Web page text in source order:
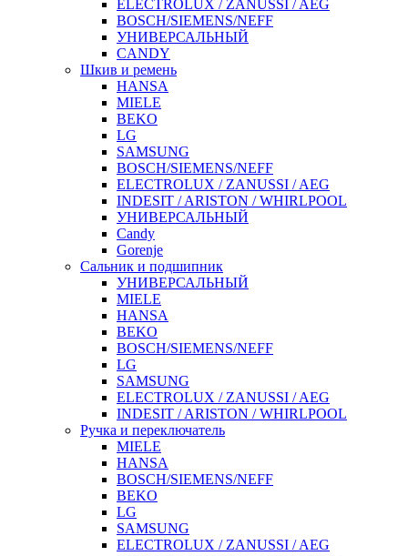
ELECTROLUX / ZANUSSI / AEG
BOSCH/SIEMENS/NEFF
УНИВЕРСАЛЬНЫЙ
CANDY
Шкив и ремень
HANSA
MIELE
BEKO
LG
SAMSUNG
BOSCH/SIEMENS/NEFF
ELECTROLUX / ZANUSSI / AEG
INDESIT / ARISTON / WHIRLPOOL
УНИВЕРСАЛЬНЫЙ
Candy
Gorenje
Сальник и подшипник
УНИВЕРСАЛЬНЫЙ
MIELE
HANSA
BEKO
BOSCH/SIEMENS/NEFF
LG
SAMSUNG
ELECTROLUX / ZANUSSI / AEG
INDESIT / ARISTON / WHIRLPOOL
Ручка и переключатель
MIELE
HANSA
BOSCH/SIEMENS/NEFF
BEKO
LG
SAMSUNG
ELECTROLUX / ZANUSSI / AEG